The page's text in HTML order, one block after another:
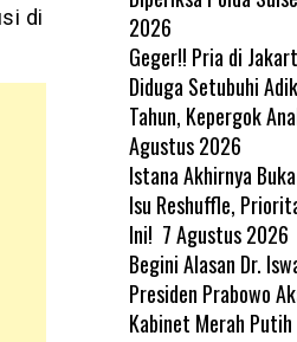
di
2026
Geger!! Pria di
Diduga Setubuhi
Tahun, Kepergok
Agustus 2026
Istana Akhirnya
Isu Reshuffle,
Ini! 7 Agustus 2026
Begini Alasan Dr.
Presiden Prabowo
Kabinet Merah Putih